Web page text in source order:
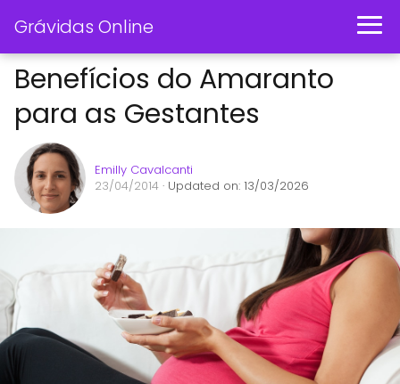
Grávidas Online
Benefícios do Amaranto
para as Gestantes
Emilly Cavalcanti
23/04/2014 · Updated on: 13/03/2026